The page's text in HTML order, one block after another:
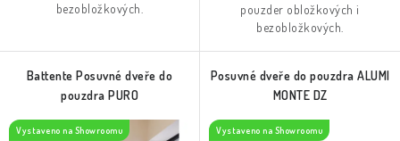
bezobložkových.
pouzder obložkových i
bezobložkových.
Battente Posuvné dveře do
pouzdra PURO
Vystaveno na Showroomu
Posuvné dveře do pouzdra ALUMI
MONTE DZ
Vystaveno na Showroomu